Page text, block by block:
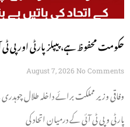
حکومت محفوظ ہے، پیپلز پارٹی اور پی
چوہدری
August 7, 2026 No Comments
وفاقی وزیر مملکت برائے داخلہ طلال
پارٹی و پی ٹی آئی کے درمیان اتحاد کی